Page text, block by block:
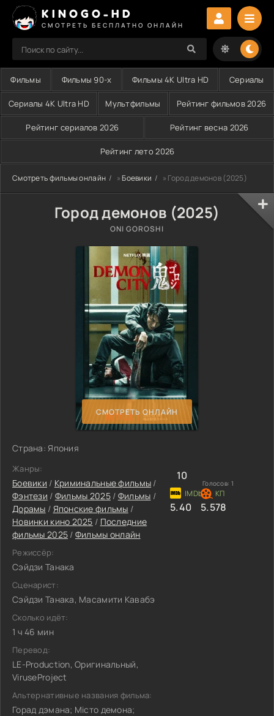
KINOGO-HD
СМОТРЕТЬ БЕСПЛАТНО ОНЛАЙН
Фильмы Фильмы 90-х Фильмы 4K Ultra HD Сериалы
Сериалы 4K Ultra HD Мультфильмы Рейтинг фильмов 2026
Рейтинг сериалов 2026 Рейтинг весна 2026
Рейтинг лето 2026
Смотреть фильмы онлайн »Боевики » Город демонов (2025)
Город демонов (2025)
ONI GOROSHI
СМОТРЕТЬ ОНЛАЙН
Страна: Япония
Жанры:
Боевики / Криминальные фильмы /
Фэнтези / Фильмы 2025/ Фильмы /
Дорамы / Японские фильмы /
Новинки кино 2025 / Последние
фильмы 2025 / Фильмы онлайн
Режиссёр:
Сэйдзи Танака
Сценарист:
Сэйдзи Танака, Масамити Кавабэ
Сколько идёт:
1 ч 46 мин
Перевод:
LE-Production, Оригинальный,
ViruseProject
Альтернативные названия фильма:
Горад дэмана; Місто демона;
10
Голосов: 1
5.40 5.578